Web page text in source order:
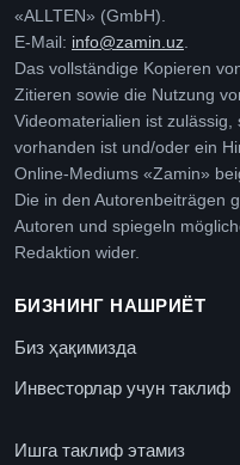
«ALLTEN» (GmbH).
E-Mail: info@zamin.uz
Das vollständige Kopieren
Zitieren sowie die Nutzung
Videomaterialien ist
vorhanden ist und/oder ein
Online-Mediums «Zamin»
Die in den Autorenbeiträgen
Autoren und spiegeln
Redaktion wider.
БИЗНИНГ НАШРИЁТ
Биз ҳақимизда
Инвесторлар учун таклиф
Ишга таклиф этамиз